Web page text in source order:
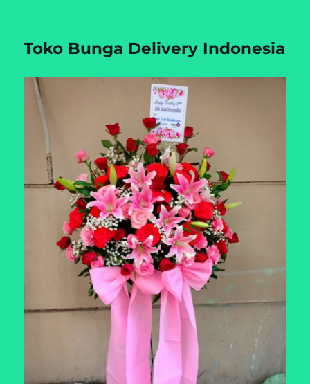
Toko Bunga Delivery Indonesia